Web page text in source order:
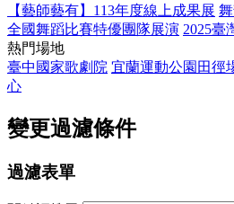
【藝師藝有】113年度線上成果展
全國舞蹈比賽特優團隊展演 2025臺
熱門場地
臺中國家歌劇院 宜蘭運動公園田徑
心
變更過濾條件
過濾表單